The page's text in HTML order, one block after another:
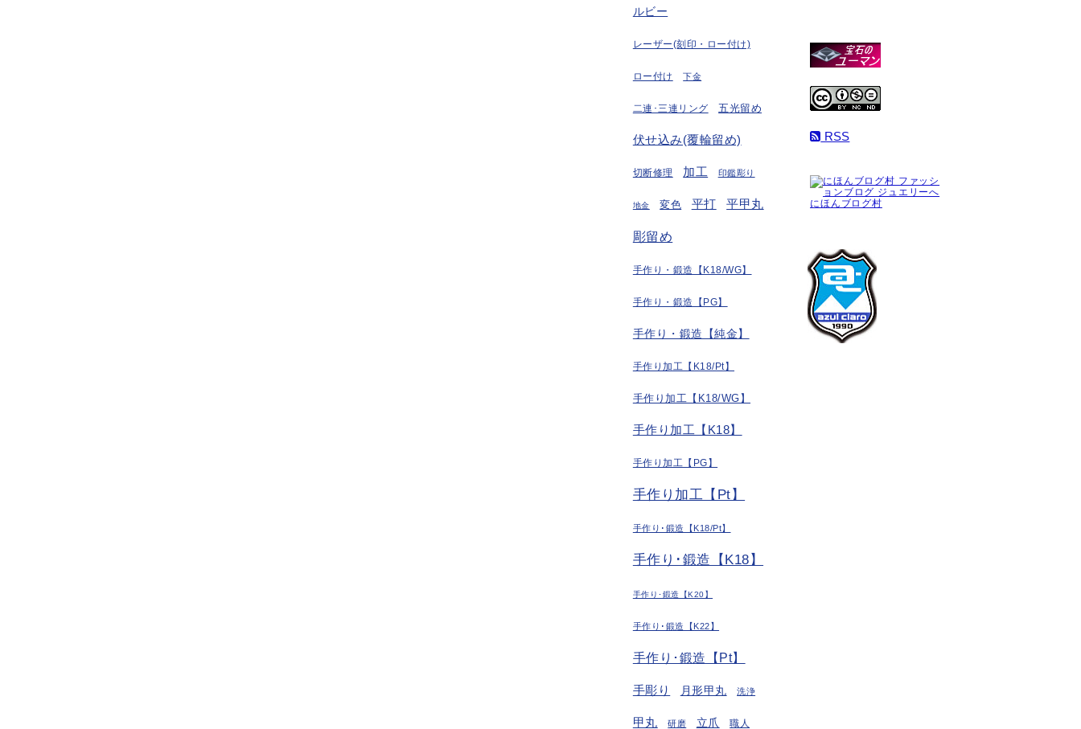
ルビー
レーザー(刻印・ロー付け)
ロー付け 下金
二連･三連リング 五光留め
伏せ込み(覆輪留め)
切断修理 加工 印鑑彫り
地金 変色 平打 平甲丸
彫留め
手作り・鍛造【K18/WG】
手作り・鍛造【PG】
手作り・鍛造【純金】
手作り加工【K18/Pt】
手作り加工【K18/WG】
手作り加工【K18】
手作り加工【PG】
手作り加工【Pt】
手作り･鍛造【K18/Pt】
手作り･鍛造【K18】
手作り･鍛造【K20】
手作り･鍛造【K22】
手作り･鍛造【Pt】
手彫り 月形甲丸 洗浄
甲丸 研磨 立爪 職人
RSS
にほんブログ村